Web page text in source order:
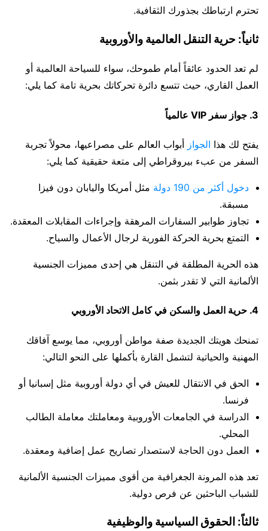
تحترم ارتباطك بجذورك الثقافية.
ثانياً: حرية التنقل العالمية والأوروبية
لم تعد الحدود عائقاً أمام طموحك، سواء للسياحة العالمية أو
العمل القاري، حيث تتسع دائرة تحركاتك بحرية تامة كما يلي:
3. جواز سفر VIP عالمياً
يفتح لك هذا الجواز أبواب العالم على مصراعيها، محولاً تجربة
السفر من عبء بيروقراطي إلى متعة حقيقية كما يلي:
دخول أكثر من 190 دولة
مثل أمريكا واليابان دون فيزا
مسبقة.
تجاوز طوابير السفارات المرهقة وإجراءات المقابلات المعقدة.
التمتع بحرية الحركة الفورية لرجال الأعمال والسياح.
هذه الحرية المطلقة في التنقل هي إحدى مميزات الجنسية
الألمانية التي لا تقدر بثمن.
4. حرية العمل والسكن في كامل الاتحاد الأوروبي
تمنحك هويتك الجديدة صفة مواطن أوروبي، مما يوسع آفاقك
المهنية والحياتية لتشمل القارة بأكملها على النحو التالي:
الحق في الانتقال للعيش في أي دولة أوروبية مثل إسبانيا أو
فرنسا.
الدراسة في الجامعات الأوروبية ومعاملتك معاملة الطالب
المحلي.
العمل دون الحاجة لاستصدار تصاريح عمل إضافية ومعقدة.
تعد هذه المرونة الجغرافية من أقوى مميزات الجنسية الألمانية
للشباب الباحثين عن فرص دولية.
ثالثاً: الحقوق السياسية والوظيفية